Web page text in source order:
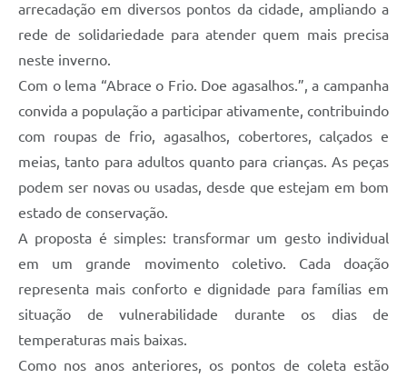
Agenda
Diário Oficial
Editais
arrecadação em diversos pontos da cidade, ampliando a
rede de solidariedade para atender quem mais precisa
neste inverno.
Com o lema “Abrace o Frio. Doe agasalhos.”, a campanha
convida a população a participar ativamente, contribuindo
com roupas de frio, agasalhos, cobertores, calçados e
meias, tanto para adultos quanto para crianças. As peças
podem ser novas ou usadas, desde que estejam em bom
estado de conservação.
A proposta é simples: transformar um gesto individual
em um grande movimento coletivo. Cada doação
representa mais conforto e dignidade para famílias em
situação de vulnerabilidade durante os dias de
temperaturas mais baixas.
Como nos anos anteriores, os pontos de coleta estão